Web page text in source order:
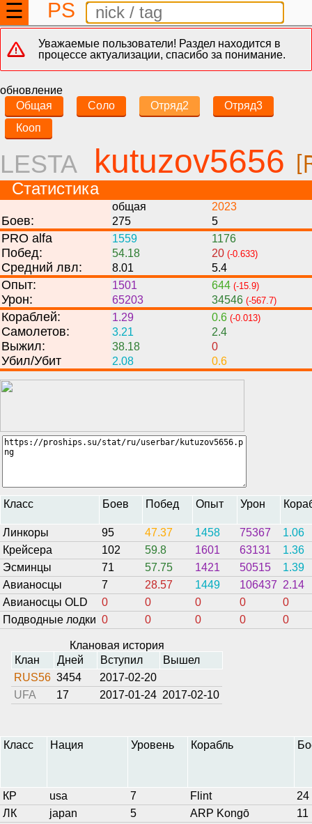
☰ PS
Уважаемые пользователи! Раздел находится в
процессе актуализации, спасибо за понимание.
обновление
Общая
Соло Отряд2
Отряд3
Кооп
LESTA kutuzov5656
Статистика
общая 2023
Боев: 275 5
PRO alfa 1559 1176
Побед: 54.18 20 (-0.633)
Средний лвл: 8.01 5.4
Опыт: 1501 644 (-15.9)
Урон: 65203 34546 (-567.7)
Кораблей: 1.29 0.6 (-0.013)
Самолетов: 3.21 2.4
Выжил: 38.18 0
Убил/Убит 2.08 0.6
Класс Боев Побед Опыт Урон
Линкоры 95 47.37 1458 75367
1.06
Крейсера
102 59.8 1601 63131
1.36
Эсминцы
71 57.75 1421 50515
1.39
Авианосцы
7 28.57 1449 106437 2.14
Авианосцы OLD
0 0 0 0
0
Подводные лодки 0 0 0 0 0
Клановая история
Клан
Дней Вступил
Вышел
RUS56 3454
2017-02-20
UFA
17 2017-01-24 2017-02-10
Класс Нация Уровень Корабль
КР usa 7 Flint
24
ЛК
japan 5 ARP Kongō
11